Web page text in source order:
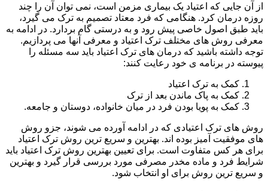
از آن جایی که اعتیاد یک بیماری مزمن است، نمی توان آن را چند
روزه درمان کرد. هنگامی که فرد معتاد تصمیم به ترک می گیرد،
باید طبق اصول خاصی پیش رود و به درستی گام بردارد. در ادامه به
معرفی روش های مختلف ترک اعتیاد و معرفی آنها می پردازیم.
توجه داشته باشید که درمان های ترک اعتیاد باید سه مسئله را
پیوسته در برنامه ی خود رعایت کنند:
کمک به ترک اعتیاد
کمک به پاک ماندن بعد از ترک
کمک به پویا بودن فرد در میان خانواده، دوستان و جامعه.
روش های ترک اعتیادی که در ادامه آورده می شوند، جزو روش
های موفقیت آمیز بوده اند. بهترین و سریع ترین روش ترک اعتیاد
برای هر کس متفاوت است. برای تعیین بهترین روش ترک اعتیاد باید
شرایط فرد و ماده مخدر مصرفی مورد بررسی قرار گیرد و بهترین
و سریع ترین روش برای او انتخاب شود.